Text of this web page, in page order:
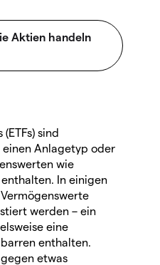
sind
Anlagetyp oder
wie
In einigen
werden – ein
eine
enthalten.
etwas